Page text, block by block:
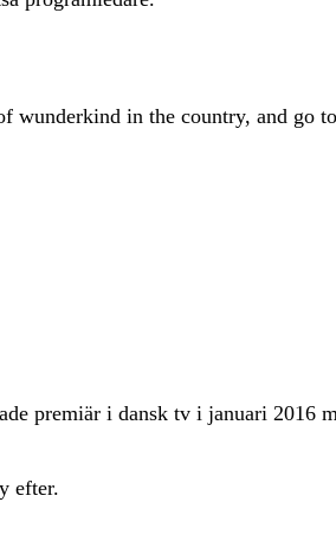
wunderkind in the country, and go
premiär i dansk tv i januari 2016
efter.